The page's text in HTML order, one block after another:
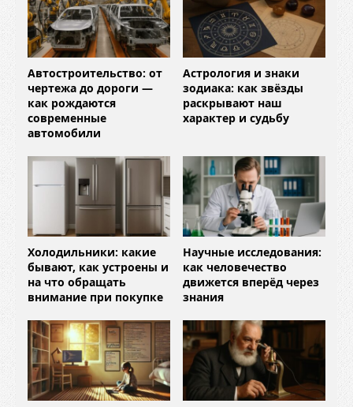
Автостроительство: от
чертежа до дороги —
как рождаются
современные
автомобили
Астрология и знаки
зодиака: как звёзды
раскрывают наш
характер и судьбу
Холодильники: какие
бывают, как устроены и
на что обращать
внимание при покупке
Научные исследования:
как человечество
движется вперёд через
знания